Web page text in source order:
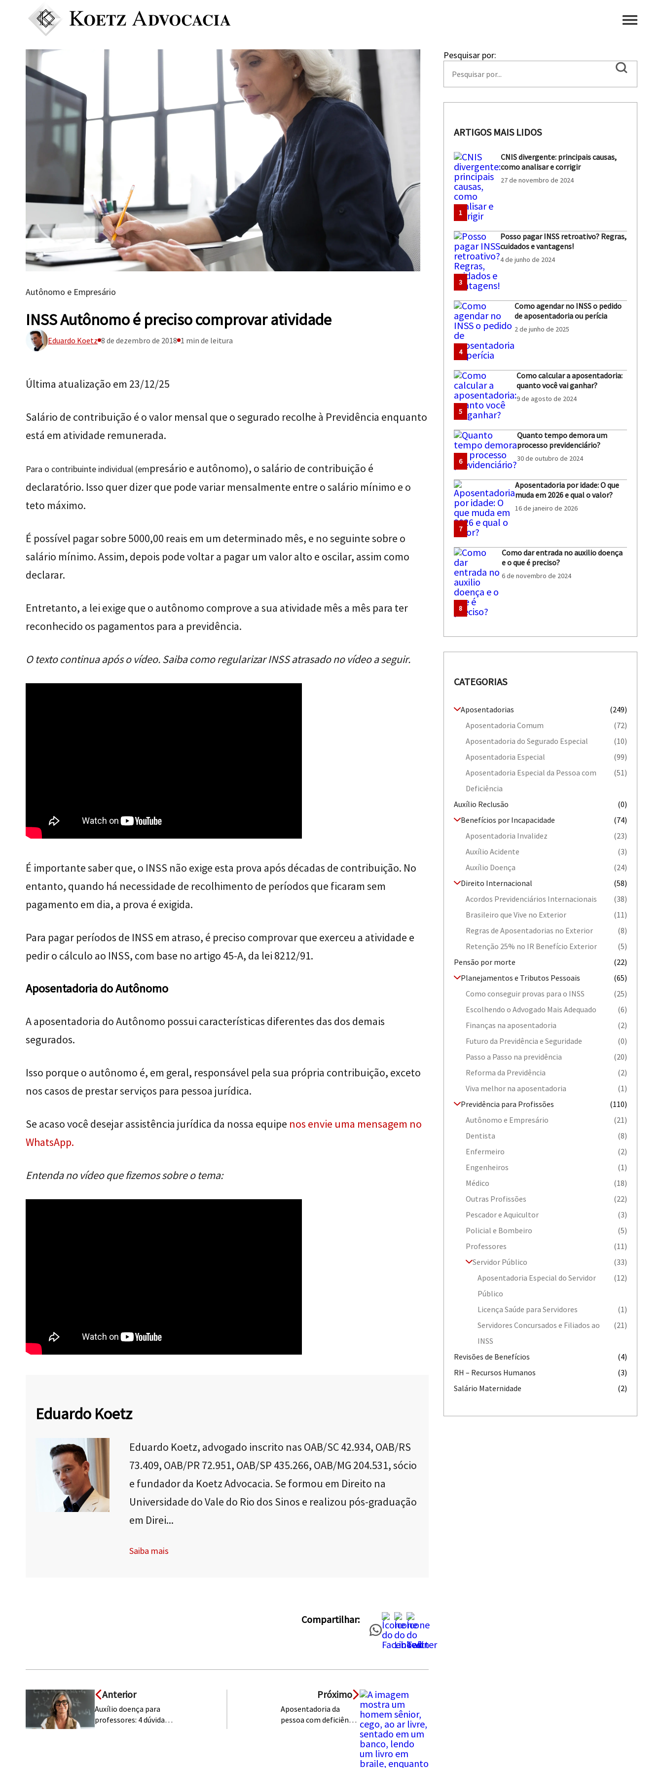
Autônomo e Empresário
INSS Autônomo é preciso comprovar atividade
Eduardo Koetz 8 de dezembro de 2018 1 min de leitura
Última atualização em 23/12/25
Salário de contribuição é o valor mensal que o segurado recolhe à Previdência enquanto
está em atividade remunerada.
Para o contribuinte individual (empresário e autônomo), o salário de contribuição é
declaratório. Isso quer dizer que pode variar mensalmente entre o salário mínimo e o
teto máximo.
É possível pagar sobre 5000,00 reais em um determinado mês, e no seguinte sobre o
salário mínimo. Assim, depois pode voltar a pagar um valor alto e oscilar, assim como
declarar.
Entretanto, a lei exige que o autônomo comprove a sua atividade mês a mês para ter
reconhecido os pagamentos para a previdência.
O texto continua após o vídeo. Saiba como regularizar INSS atrasado no vídeo a seguir.
É importante saber que, o INSS não exige esta prova após décadas de contribuição. No
entanto, quando há necessidade de recolhimento de períodos que ficaram sem
pagamento em dia, a prova é exigida.
Para pagar períodos de INSS em atraso, é preciso comprovar que exerceu a atividade e
pedir o cálculo ao INSS, com base no artigo 45-A, da lei 8212/91.
Aposentadoria do Autônomo
A aposentadoria do Autônomo possui características diferentes das dos demais
segurados.
Isso porque o autônomo é, em geral, responsável pela sua própria contribuição, exceto
nos casos de prestar serviços para pessoa jurídica.
Se acaso você desejar assistência jurídica da nossa equipe nos envie uma mensagem no
WhatsApp.
Entenda no vídeo que fizemos sobre o tema:
Eduardo Koetz
Eduardo Koetz, advogado inscrito nas OAB/SC 42.934, OAB/RS
73.409, OAB/PR 72.951, OAB/SP 435.266, OAB/MG 204.531, sócio
e fundador da Koetz Advocacia. Se formou em Direito na
Universidade do Vale do Rio dos Sinos e realizou pós-graduação
em Direi...
Saiba mais
Compartilhar:
Anterior
Auxílio doença para
professores: 4 dúvidas
Próximo
Aposentadoria da
pessoa com deficiência:
Pesquisar por:
ARTIGOS MAIS LIDOS
1
CNIS divergente: principais causas,
como analisar e corrigir
27 de novembro de 2024
3
Posso pagar INSS retroativo? Regras,
cuidados e vantagens!
4 de junho de 2024
4
Como agendar no INSS o pedido
de aposentadoria ou perícia
2 de junho de 2025
5
Como calcular a aposentadoria:
quanto você vai ganhar?
9 de agosto de 2024
6
Quanto tempo demora um
processo previdenciário?
30 de outubro de 2024
7
Aposentadoria por idade: O que
muda em 2026 e qual o valor?
16 de janeiro de 2026
8
Como dar entrada no auxilio doença
e o que é preciso?
6 de novembro de 2024
CATEGORIAS
Aposentadorias
(249)
Aposentadoria Comum
(72)
Aposentadoria do Segurado Especial
(10)
Aposentadoria Especial
(99)
Aposentadoria Especial da Pessoa com
Deficiência
(51)
Auxílio Reclusão
(0)
Benefícios por Incapacidade
(74)
Aposentadoria Invalidez
(23)
Auxílio Acidente
(3)
Auxílio Doença
(24)
Direito Internacional
(58)
Acordos Previdenciários Internacionais
(38)
Brasileiro que Vive no Exterior
(11)
Regras de Aposentadorias no Exterior
(8)
Retenção 25% no IR Benefício Exterior
(5)
Pensão por morte
(22)
Planejamentos e Tributos Pessoais
(65)
Como conseguir provas para o INSS
(25)
Escolhendo o Advogado Mais Adequado
(6)
Finanças na aposentadoria
(2)
Futuro da Previdência e Seguridade
(0)
Passo a Passo na previdência
(20)
Reforma da Previdência
(2)
Viva melhor na aposentadoria
(1)
Previdência para Profissões
(110)
Autônomo e Empresário
(21)
Dentista
(8)
Enfermeiro
(2)
Engenheiros
(1)
Médico
(18)
Outras Profissões
(22)
Pescador e Aquicultor
(3)
Policial e Bombeiro
(5)
Professores
(11)
Servidor Público
(33)
Aposentadoria Especial do Servidor
Público
(12)
Licença Saúde para Servidores
(1)
Servidores Concursados e Filiados ao
INSS
(21)
Revisões de Benefícios
(4)
RH – Recursos Humanos
(3)
Salário Maternidade
(2)